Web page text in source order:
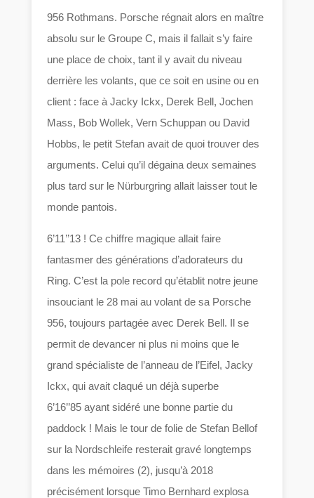
956 Rothmans. Porsche régnait alors en maître
absolu sur le Groupe C, mais il fallait s’y faire
une place de choix, tant il y avait du niveau
derrière les volants, que ce soit en usine ou en
client : face à Jacky Ickx, Derek Bell, Jochen
Mass, Bob Wollek, Vern Schuppan ou David
Hobbs, le petit Stefan avait de quoi trouver des
arguments. Celui qu’il dégaina deux semaines
plus tard sur le Nürburgring allait laisser tout le
monde pantois.
6’11’’13 ! Ce chiffre magique allait faire
fantasmer des générations d’adorateurs du
Ring. C’est la pole record qu’établit notre jeune
insouciant le 28 mai au volant de sa Porsche
956, toujours partagée avec Derek Bell. Il se
permit de devancer ni plus ni moins que le
grand spécialiste de l’anneau de l’Eifel, Jacky
Ickx, qui avait claqué un déjà superbe
6’16’’85 ayant sidéré une bonne partie du
paddock ! Mais le tour de folie de Stefan Bellof
sur la Nordschleife resterait gravé longtemps
dans les mémoires (2), jusqu’à 2018
précisément lorsque Timo Bernhard explosa